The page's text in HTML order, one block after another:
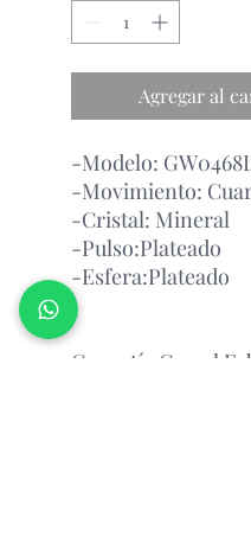
Agregar al
-Modelo:
-Movimiento:
-Cristal: Mineral
-Pulso:Plateado
-Esfera:Plateado
Garantía Con el